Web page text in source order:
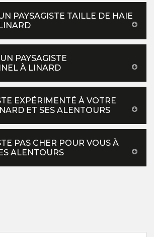
PAYSAGISTE TAILLE DE HAIE
PAYSAGISTE
À LINARD
EXPÉRIMENTÉ À VOTRE
ET SES ALENTOURS
PAS CHER POUR VOUS À
ALENTOURS